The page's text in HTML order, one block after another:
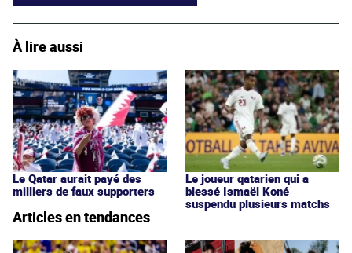
À lire aussi
Le Qatar aurait payé des
milliers de faux supporters
Le joueur qatarien qui a
blessé Ismaël Koné
suspendu plusieurs matchs
Articles en tendances